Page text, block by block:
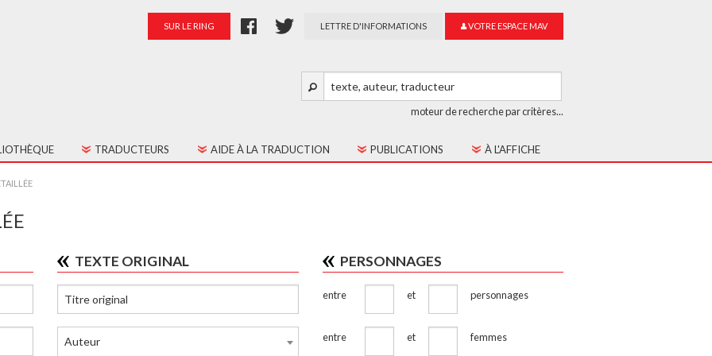
SUR LE RING LETTRE D'INFORMATIONS VOTRE ESPACE MAV
moteur de recherche par critères...
LES TEXTES
JEUNE PUBLIC
TRADUCTEURS AIDE À LA TRADUCTION PUBLICATIONS À L'AFFICHE
TEXTE ORIGINAL
Auteur
PERSONNAGES
entre et personnages
entre et femmes